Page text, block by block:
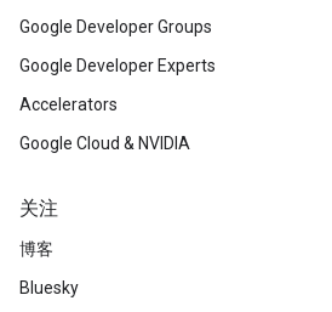
Google Developer Groups
Google Developer Experts
Accelerators
Google Cloud & NVIDIA
关注
博客
Bluesky